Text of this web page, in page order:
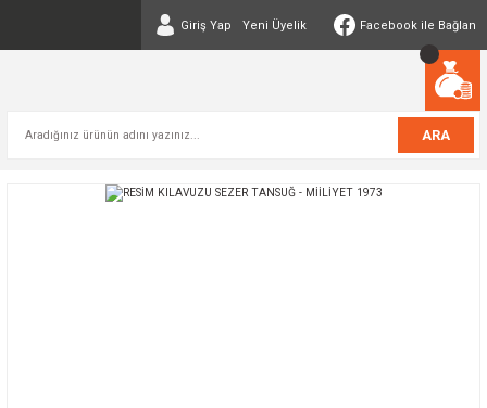
Giriş Yap Yeni Üyelik Facebook ile Bağlan
ARA